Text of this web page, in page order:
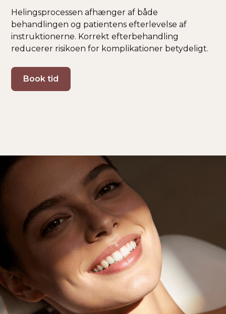
Helingsprocessen afhænger af både
behandlingen og patientens efterlevelse af
instruktionerne. Korrekt efterbehandling
reducerer risikoen for komplikationer betydeligt.
Book tid